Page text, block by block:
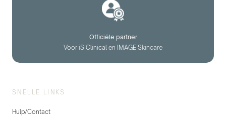
Officiële partner
Voor iS Clinical en IMAGE Skincare
SNELLE LINKS
Hulp/Contact